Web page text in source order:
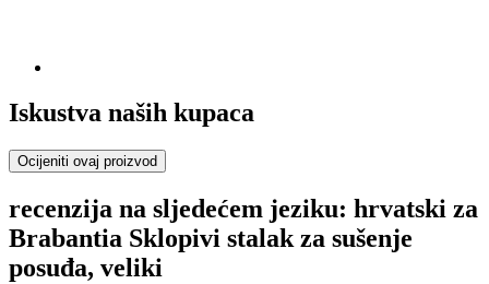
Iskustva naših kupaca
Ocijeniti ovaj proizvod
recenzija na sljedećem jeziku: hrvatski za
Brabantia Sklopivi stalak za sušenje
posuđa, veliki